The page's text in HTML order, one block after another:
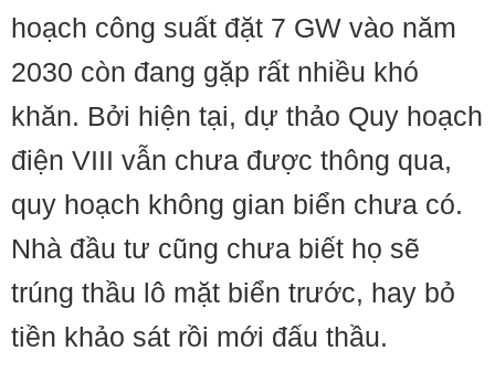
hoạch công suất đặt 7 GW vào năm
2030 còn đang gặp rất nhiều khó
khăn. Bởi hiện tại, dự thảo Quy hoạch
điện VIII vẫn chưa được thông qua,
quy hoạch không gian biển chưa có.
Nhà đầu tư cũng chưa biết họ sẽ
trúng thầu lô mặt biển trước, hay bỏ
tiền khảo sát rồi mới đấu thầu.